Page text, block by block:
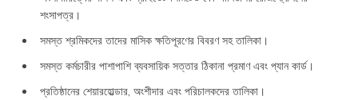
শংসাপত্র।
সমস্ত শ্রমিকদের তাদের মাসিক ক্ষতিপূরণের বিবরণ সহ তালিকা।
সমস্ত কর্মচারীর পাশাপাশি ব্যবসায়িক সত্তার ঠিকানা প্রমাণ এবং প্যান কার্ড।
প্রতিষ্ঠানের শেয়ারহোল্ডার, অংশীদার এবং পরিচালকদের তালিকা।